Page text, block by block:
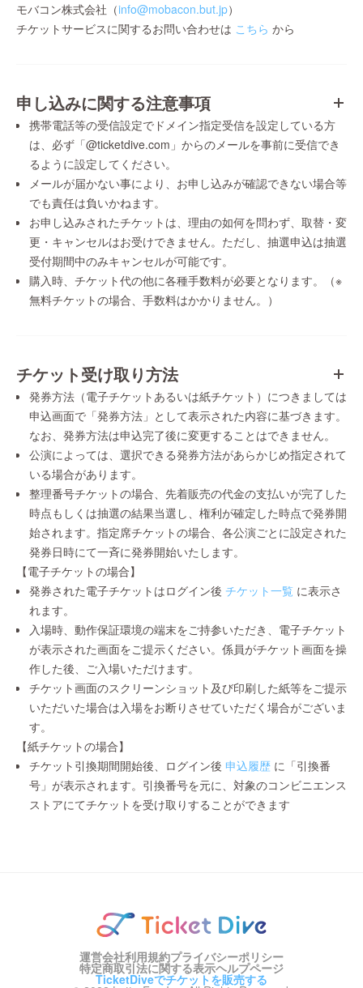
モバコン株式会社（info@mobacon.but.jp）
チケットサービスに関するお問い合わせは こちら から
申し込みに関する注意事項
携帯電話等の受信設定でドメイン指定受信を設定している方
は、必ず「@ticketdive.com」からのメールを事前に受信でき
るように設定してください。
メールが届かない事により、お申し込みが確認できない場合等
でも責任は負いかねます。
お申し込みされたチケットは、理由の如何を問わず、取替・変
更・キャンセルはお受けできません。ただし、抽選申込は抽選
受付期間中のみキャンセルが可能です。
購入時、チケット代の他に各種手数料が必要となります。（※
無料チケットの場合、手数料はかかりません。）
チケット受け取り方法
発券方法（電子チケットあるいは紙チケット）につきましては
申込画面で「発券方法」として表示された内容に基づきます。
なお、発券方法は申込完了後に変更することはできません。
公演によっては、選択できる発券方法があらかじめ指定されて
いる場合があります。
整理番号チケットの場合、先着販売の代金の支払いが完了した
時点もしくは抽選の結果当選し、権利が確定した時点で発券開
始されます。指定席チケットの場合、各公演ごとに設定された
発券日時にて一斉に発券開始いたします。
【電子チケットの場合】
発券された電子チケットはログイン後 チケット一覧 に表示さ
れます。
入場時、動作保証環境の端末をご持参いただき、電子チケット
が表示された画面をご提示ください。係員がチケット画面を操
作した後、ご入場いただけます。
チケット画面のスクリーンショット及び印刷した紙等をご提示
いただいた場合は入場をお断りさせていただく場合がございま
す。
【紙チケットの場合】
チケット引換期間開始後、ログイン後 申込履歴 に「引換番
号」が表示されます。引換番号を元に、対象のコンビニエンス
ストアにてチケットを受け取りすることができます
運営会社利用規約プライバシーポリシー
特定商取引法に関する表示ヘルプページ
TicketDiveでチケットを販売する